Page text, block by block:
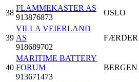
38
FLAMMEKASTER AS
913876873
OSLO
39
VILLA VEIERLAND
AS
918689702
FÆRDER
40
MARITIME BATTERY
FORUM
913671473
BERGEN